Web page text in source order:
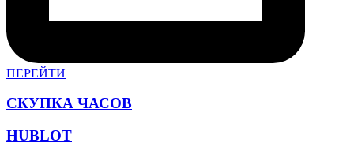
ПЕРЕЙТИ
СКУПКА ЧАСОВ
HUBLOT